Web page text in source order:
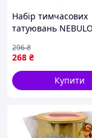
Набір тимчасових
татуювань
МАЛЮНКИ (в
268 ₴
296₴
Купити